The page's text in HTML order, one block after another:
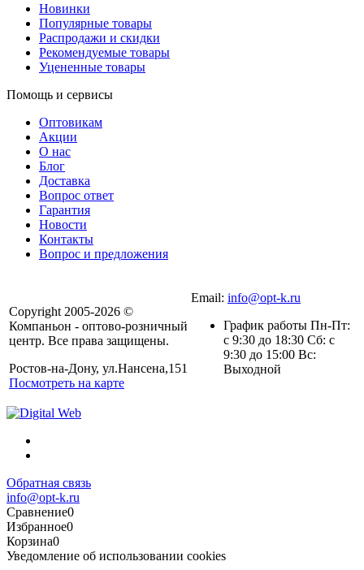
Новинки
Популярные товары
Распродажи и скидки
Рекомендуемые товары
Уцененные товары
Помощь и сервисы
Оптовикам
Акции
О нас
Блог
Доставка
Вопрос ответ
Гарантия
Новости
Контакты
Вопрос и предложения
Copyright 2005-2026 ©
Компаньон - оптово-розничный
центр. Все права защищены.
Ростов-на-Дону, ул.Нансена,151
Посмотреть на карте
Email: info@opt-k.ru
График работы Пн-Пт:
с 9:30 до 18:30 Сб: с
9:30 до 15:00 Вс:
Выходной
Обратная связь
info@opt-k.ru
Сравнение0
Избранное0
Корзина0
Уведомление об использовании cookies